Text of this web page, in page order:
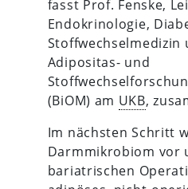
fasst Prof. Fenske,
Endokrinologie,
Stoffwechselmedizin
Adipositas- und
(BiOM) am UKB,
Im nächsten Schritt
Darmmikrobiom vor
bariatrischen